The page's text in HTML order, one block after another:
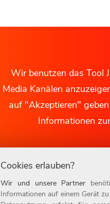
Wir benutzen das Tool
Media Kanälen
auf "Akzeptieren"
Informationen
Cookies erlauben?
Wir und unsere Partner
Informationen auf einem Gerät